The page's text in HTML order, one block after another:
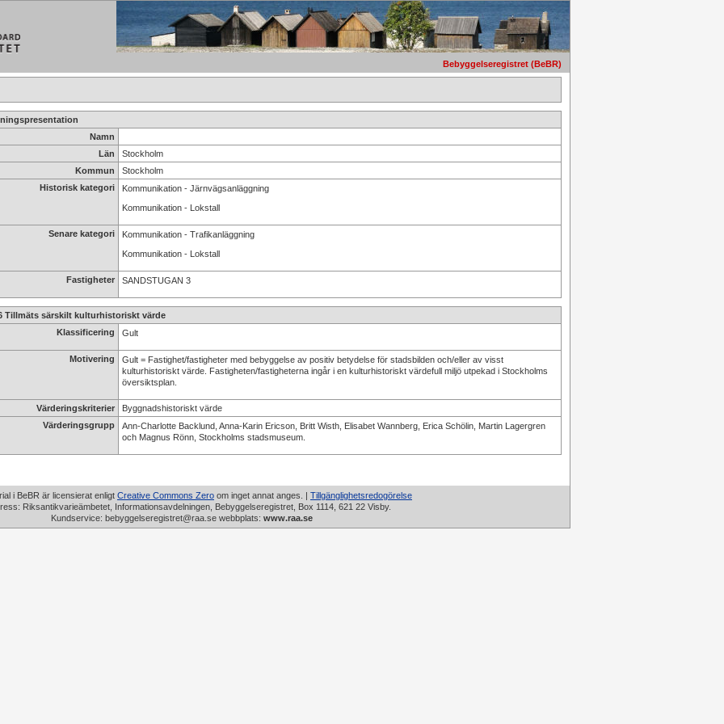
Bebyggelseregistret (BeBR)
Namn
Län
Stockholm
Kommun
Stockholm
Historisk kategori
Kommunikation - Järnvägsanläggning
Kommunikation - Lokstall
Senare kategori
Kommunikation - Trafikanläggning
Kommunikation - Lokstall
Fastigheter SANDSTUGAN 3
Tillmäts särskilt kulturhistoriskt värde
Klassificering
Gult
Motivering
Gult = Fastighet/fastigheter med bebyggelse av positiv betydelse för stadsbilden och/eller av visst
kulturhistoriskt värde. Fastigheten/fastigheterna ingår i en kulturhistoriskt värdefull miljö utpekad i Stockholms
översiktsplan.
Värderingskriterier
Byggnadshistoriskt värde
Värderingsgrupp
Ann-Charlotte Backlund, Anna-Karin Ericson, Britt Wisth, Elisabet Wannberg, Erica Schölin, Martin Lagergren
och Magnus Rönn, Stockholms stadsmuseum.
i BeBR är licensierat enligt Creative Commons Zero om inget annat anges. | Tillgänglighetsredogörelse
Riksantikvarieämbetet, Informationsavdelningen, Bebyggelseregistret, Box 1114, 621 22 Visby.
Kundservice: bebyggelseregistret@raa.se webbplats: www.raa.se